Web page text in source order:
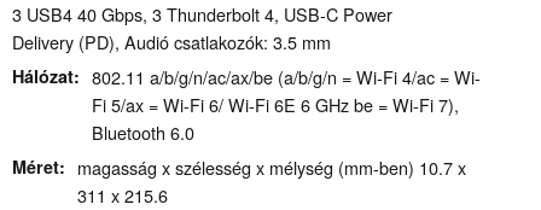
3 USB4 40 Gbps, 3 Thunderbolt 4, USB-C Power
Delivery (PD), Audió csatlakozók: 3.5 mm
Hálózat
802.11 a/​b/​g/​n/​ac/​ax/​be (a/b/g/n = Wi-Fi 4/ac = Wi-
Fi 5/ax = Wi-Fi 6/ Wi-Fi 6E 6 GHz be = Wi-Fi 7),
Bluetooth 6.0
Méret
magasság x szélesség x mélység (mm-ben) 10.7 x
311 x 215.6